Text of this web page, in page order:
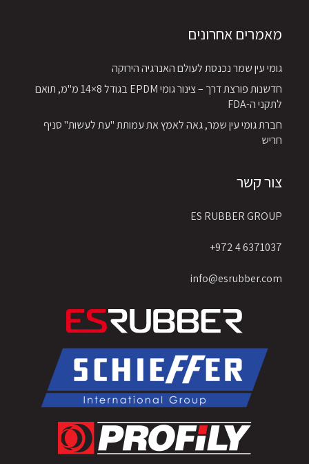
מאמרים אחרונים
גומי עין שמר נכנסת לעולם האנרגיה הירוקה
חדשנות פורצת דרך – צינור גומי EPDM בגודל 8×14 מ"מ, תואם
לתקני ה-FDA
חברת גומי עין שמר, גאה לאמץ את עמותת "עת לעשות" סניף
חריש
צור קשר
ES RUBBER GROUP
6371037 4 972+
info@esrubber.com